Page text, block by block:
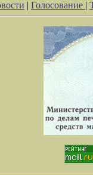
| Голосование |